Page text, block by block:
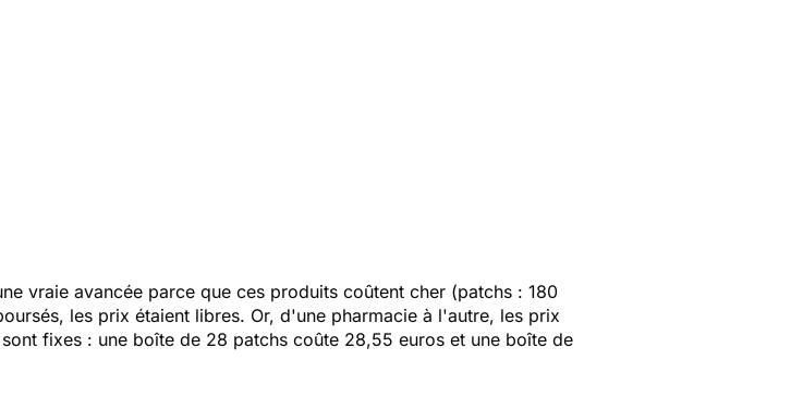
vraie avancée parce que ces produits coûtent cher (patchs : 180
les prix étaient libres. Or, d'une pharmacie à l'autre, les prix
fixes : une boîte de 28 patchs coûte 28,55 euros et une boîte de